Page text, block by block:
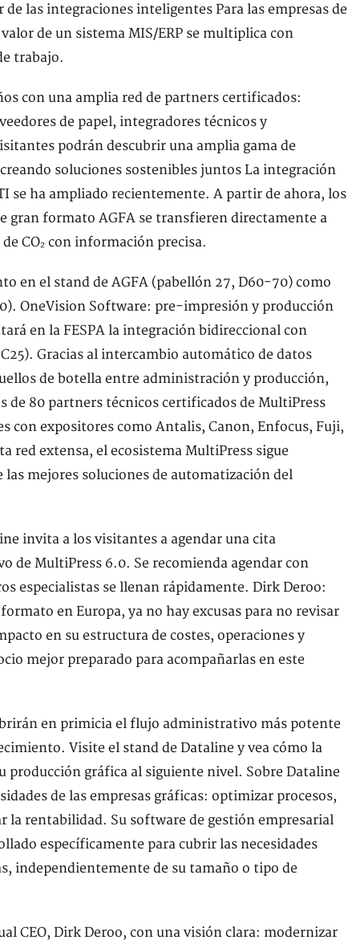
las integraciones inteligentes Para las empresas de
de un sistema MIS/ERP se multiplica con
trabajo.
con una amplia red de partners certificados:
de papel, integradores técnicos y
podrán descubrir una amplia gama de
soluciones sostenibles juntos La integración
se ha ampliado recientemente. A partir de ahora, los
gran formato AGFA se transfieren directamente a
CO₂ con información precisa.
en el stand de AGFA (pabellón 27, D60-70) como
OneVision Software: pre-impresión y producción
en la FESPA la integración bidireccional con
Gracias al intercambio automático de datos
de botella entre administración y producción,
80 partners técnicos certificados de MultiPress
con expositores como Antalis, Canon, Enfocus, Fuji,
red extensa, el ecosistema MultiPress sigue
mejores soluciones de automatización del
invita a los visitantes a agendar una cita
de MultiPress 6.0. Se recomienda agendar con
especialistas se llenan rápidamente. Dirk Deroo:
en Europa, ya no hay excusas para no revisar
en su estructura de costes, operaciones y
mejor preparado para acompañarlas en este
en primicia el flujo administrativo más potente
Visite el stand de Dataline y vea cómo la
producción gráfica al siguiente nivel. Sobre Dataline
de las empresas gráficas: optimizar procesos,
la rentabilidad. Su software de gestión empresarial
específicamente para cubrir las necesidades
independientemente de su tamaño o tipo de
CEO, Dirk Deroo, con una visión clara: modernizar